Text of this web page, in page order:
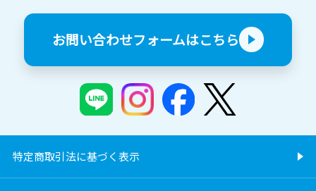
お問い合わせフォームはこちら
特定商取引法に基づく表示